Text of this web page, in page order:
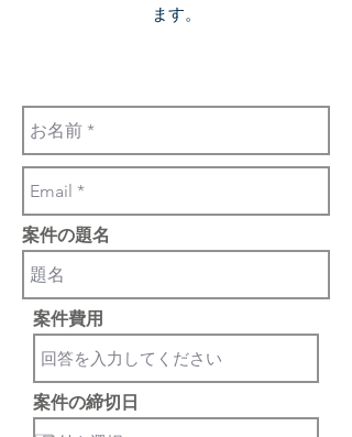
ます。
案件の題名
案件費用
案件の締切日